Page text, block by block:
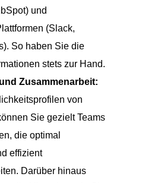
und
(Slack,
So haben Sie die
stets zur Hand.
Zusammenarbeit:
von
Sie gezielt Teams
die optimal
effizient
Darüber hinaus